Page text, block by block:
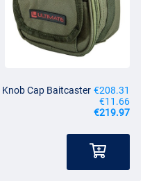
Knob Cap Baitcaster €208.31
€11.66
€219.97